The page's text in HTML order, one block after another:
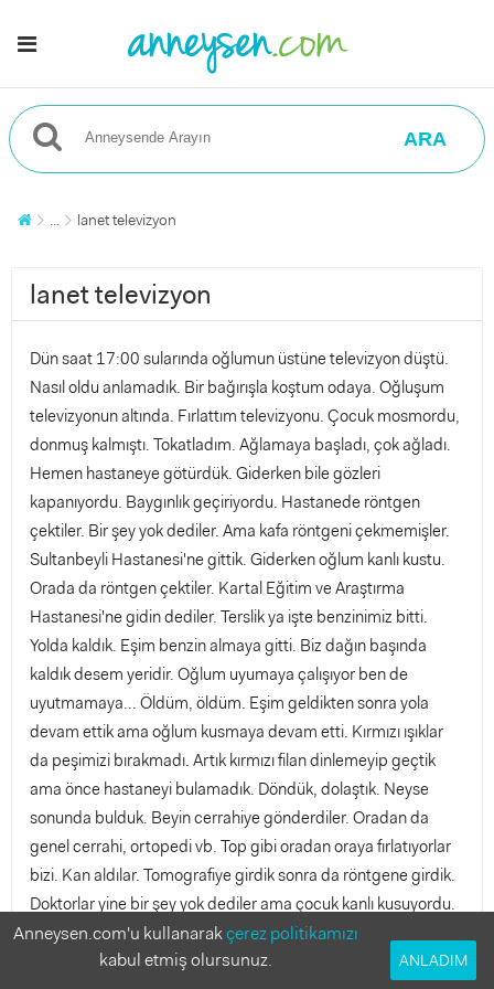
ARA
... lanet televizyon
lanet televizyon
Dün saat 17:00 sularında oğlumun üstüne televizyon düştü.
Nasıl oldu anlamadık. Bir bağırışla koştum odaya. Oğluşum
televizyonun altında. Fırlattım televizyonu. Çocuk mosmordu,
donmuş kalmıştı. Tokatladım. Ağlamaya başladı, çok ağladı.
Hemen hastaneye götürdük. Giderken bile gözleri
kapanıyordu. Baygınlık geçiriyordu. Hastanede röntgen
çektiler. Bir şey yok dediler. Ama kafa röntgeni çekmemişler.
Sultanbeyli Hastanesi'ne gittik. Giderken oğlum kanlı kustu.
Orada da röntgen çektiler. Kartal Eğitim ve Araştırma
Hastanesi'ne gidin dediler. Terslik ya işte benzinimiz bitti.
Yolda kaldık. Eşim benzin almaya gitti. Biz dağın başında
kaldık desem yeridir. Oğlum uyumaya çalışıyor ben de
uyutmamaya... Öldüm, öldüm. Eşim geldikten sonra yola
devam ettik ama oğlum kusmaya devam etti. Kırmızı ışıklar
da peşimizi bırakmadı. Artık kırmızı filan dinlemeyip geçtik
ama önce hastaneyi bulamadık. Döndük, dolaştık. Neyse
sonunda bulduk. Beyin cerrahiye gönderdiler. Oradan da
genel cerrahi, ortopedi vb. Top gibi oradan oraya fırlatıyorlar
bizi. Kan aldılar. Tomografiye girdik sonra da röntgene girdik.
Doktorlar yine bir şey yok dediler ama çocuk kanlı kusuyordu.
2 saat bekleyin dediler. Saat 21:30'a kadar arabada bekledik.
Sonra pastaneye girdik. Oğlum uyumuştu. Bir şey yedirmeyin
Anneysen.com'u kullanarakçerez politikamızı
kabul etmiş olursunuz.
ANLADIM